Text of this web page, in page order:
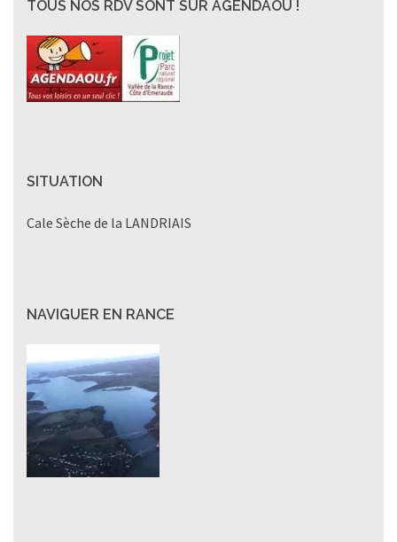
TOUS NOS RDV SONT SUR AGENDAOU !
SITUATION
Cale Sèche de la LANDRIAIS
NAVIGUER EN RANCE